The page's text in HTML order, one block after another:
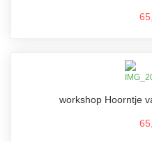
workshop Hoorntje